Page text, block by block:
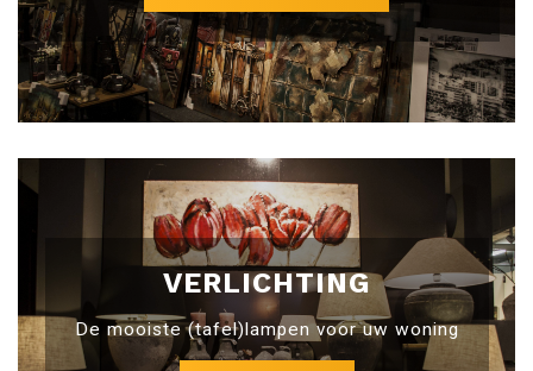
VERLICHTING
De mooiste (tafel)lampen voor uw woning